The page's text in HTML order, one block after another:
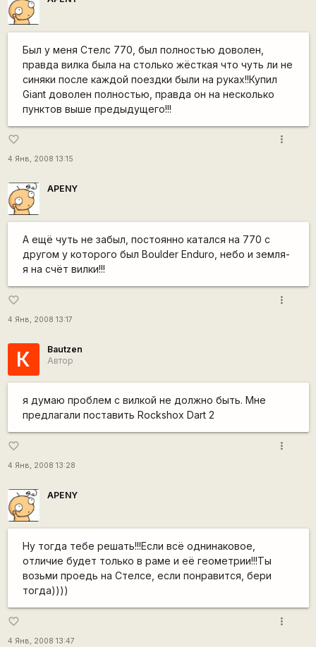
Был у меня Стелс 770, был полностью доволен,
правда вилка была на столько жёсткая что чуть ли не
синяки после каждой поездки были на руках!!Купил
Giant доволен полностью, правда он на несколько
пунктов выше предыдущего!!!
favorite_border
4 Янв, 2008 13:15
more_vert
APENY
А ещё чуть не забыл, постоянно катался на 770 с
другом у которого был Boulder Enduro, небо и земля-
я на счёт вилки!!!
favorite_border
4 Янв, 2008 13:17
more_vert
К
Bautzen
Автор
я думаю проблем с вилкой не должно быть. Мне
предлагали поставить Rockshox Dart 2
favorite_border
4 Янв, 2008 13:28
more_vert
APENY
Ну тогда тебе решать!!!Если всё однинаковое,
отличие будет только в раме и её геометрии!!!Ты
возьми проедь на Стелсе, если понравится, бери
тогда))))
favorite_border
4 Янв, 2008 13:47
more_vert